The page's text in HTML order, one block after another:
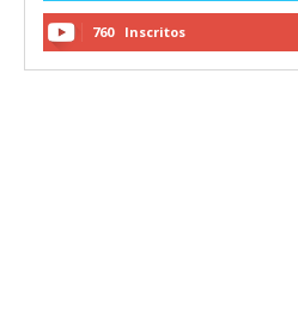
760 Inscritos